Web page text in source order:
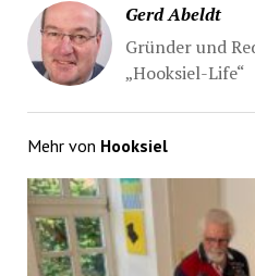
Gerd Abeldt
Gründer und
„Hooksiel-Life“
Mehr von Hooksiel